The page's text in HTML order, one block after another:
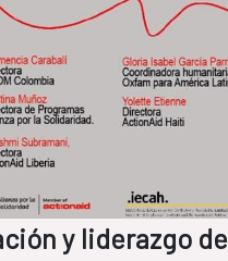
y liderazgo de